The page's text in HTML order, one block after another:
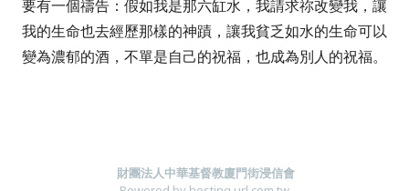
要有一個禱告：假如我是那六缸水，我請求祢改變我，讓
我的生命也去經歷那樣的神蹟，讓我貧乏如水的生命可以
變為濃郁的酒，不單是自己的祝福，也成為別人的祝福。
財團法人中華基督教廈門街浸信會